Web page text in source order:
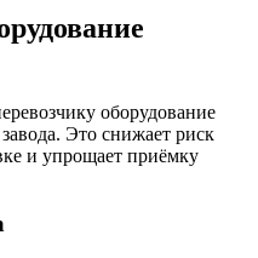
оборудование
Это снижает риск
и упрощает приёмку